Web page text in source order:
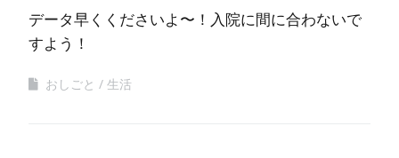
データ早くくださいよ〜！入院に間に合わないで
すよう！
おしごと 生活